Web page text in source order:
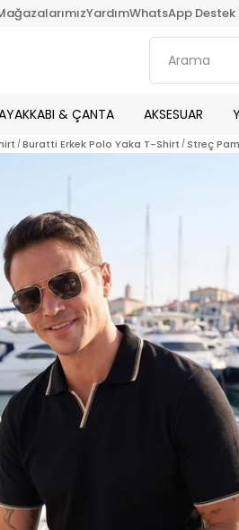
YardımWhatsApp Destek
& ÇANTA AKSESUAR
Buratti Erkek Polo Yaka T-Shirt Streç